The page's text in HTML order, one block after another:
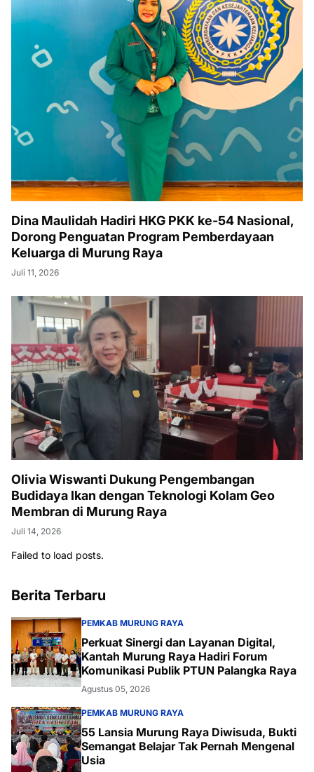
Dina Maulidah Hadiri HKG PKK ke-54 Nasional,
Dorong Penguatan Program Pemberdayaan
Keluarga di Murung Raya
Juli 11, 2026
Olivia Wiswanti Dukung Pengembangan
Budidaya Ikan dengan Teknologi Kolam Geo
Membran di Murung Raya
Juli 14, 2026
Failed to load posts.
Berita Terbaru
PEMKAB MURUNG RAYA
Perkuat Sinergi dan Layanan Digital,
Kantah Murung Raya Hadiri Forum
Komunikasi Publik PTUN Palangka Raya
Agustus 05, 2026
PEMKAB MURUNG RAYA
55 Lansia Murung Raya Diwisuda, Bukti
Semangat Belajar Tak Pernah Mengenal
Usia